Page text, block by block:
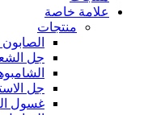
علامة خاصة
منتجات
جل
جل
غسول